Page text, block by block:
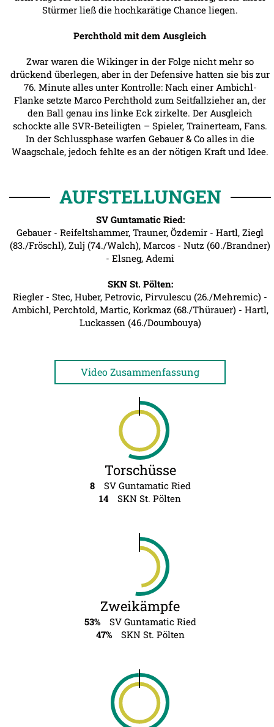
Stürmer ließ die hochkarätige Chance liegen.
Perchthold mit dem Ausgleich
Zwar waren die Wikinger in der Folge nicht mehr so
drückend überlegen, aber in der Defensive hatten sie bis zur
76. Minute alles unter Kontrolle: Nach einer Ambichl-
Flanke setzte Marco Perchthold zum Seitfallzieher an, der
den Ball genau ins linke Eck zirkelte. Der Ausgleich
schockte alle SVR-Beteiligten – Spieler, Trainerteam, Fans.
In der Schlussphase warfen Gebauer & Co alles in die
Waagschale, jedoch fehlte es an der nötigen Kraft und Idee.
AUFSTELLUNGEN
SV Guntamatic Ried:
Gebauer - Reifeltshammer, Trauner, Özdemir - Hartl, Ziegl
(83./Fröschl), Zulj (74./Walch), Marcos - Nutz (60./Brandner)
- Elsneg, Ademi
SKN St. Pölten:
Riegler - Stec, Huber, Petrovic, Pirvulescu (26./Mehremic) -
Ambichl, Perchtold, Martic, Korkmaz (68./Thürauer) - Hartl,
Luckassen (46./Doumbouya)
Video Zusammenfassung
Torschüsse
8
SV Guntamatic Ried
14
SKN St. Pölten
Zweikämpfe
53%
SV Guntamatic Ried
47%
SKN St. Pölten